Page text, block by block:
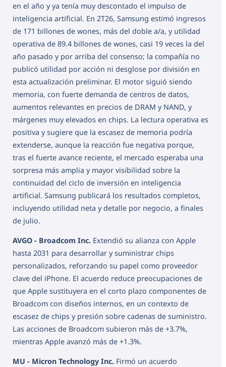
en el año y ya tenía muy descontado el impulso de
inteligencia artificial. En 2T26, Samsung estimó ingresos
de 171 billones de wones, más del doble a/a, y utilidad
operativa de 89.4 billones de wones, casi 19 veces la del
año pasado y por arriba del consenso; la compañía no
publicó utilidad por acción ni desglose por división en
esta actualización preliminar. El motor siguió siendo
memoria, con fuerte demanda de centros de datos,
aumentos relevantes en precios de DRAM y NAND, y
márgenes muy elevados en chips. La lectura operativa es
positiva y sugiere que la escasez de memoria podría
extenderse, aunque la reacción fue negativa porque,
tras el fuerte avance reciente, el mercado esperaba una
sorpresa más amplia y mayor visibilidad sobre la
continuidad del ciclo de inversión en inteligencia
artificial. Samsung publicará los resultados completos,
incluyendo utilidad neta y detalle por negocio, a finales
de julio.
AVGO - Broadcom Inc. Extendió su alianza con Apple
hasta 2031 para desarrollar y suministrar chips
personalizados, reforzando su papel como proveedor
clave del iPhone. El acuerdo reduce preocupaciones de
que Apple sustituyera en el corto plazo componentes de
Broadcom con diseños internos, en un contexto de
escasez de chips y presión sobre cadenas de suministro.
Las acciones de Broadcom subieron más de +3.7%,
mientras Apple avanzó más de +1.3%.
MU - Micron Technology Inc. Firmó un acuerdo